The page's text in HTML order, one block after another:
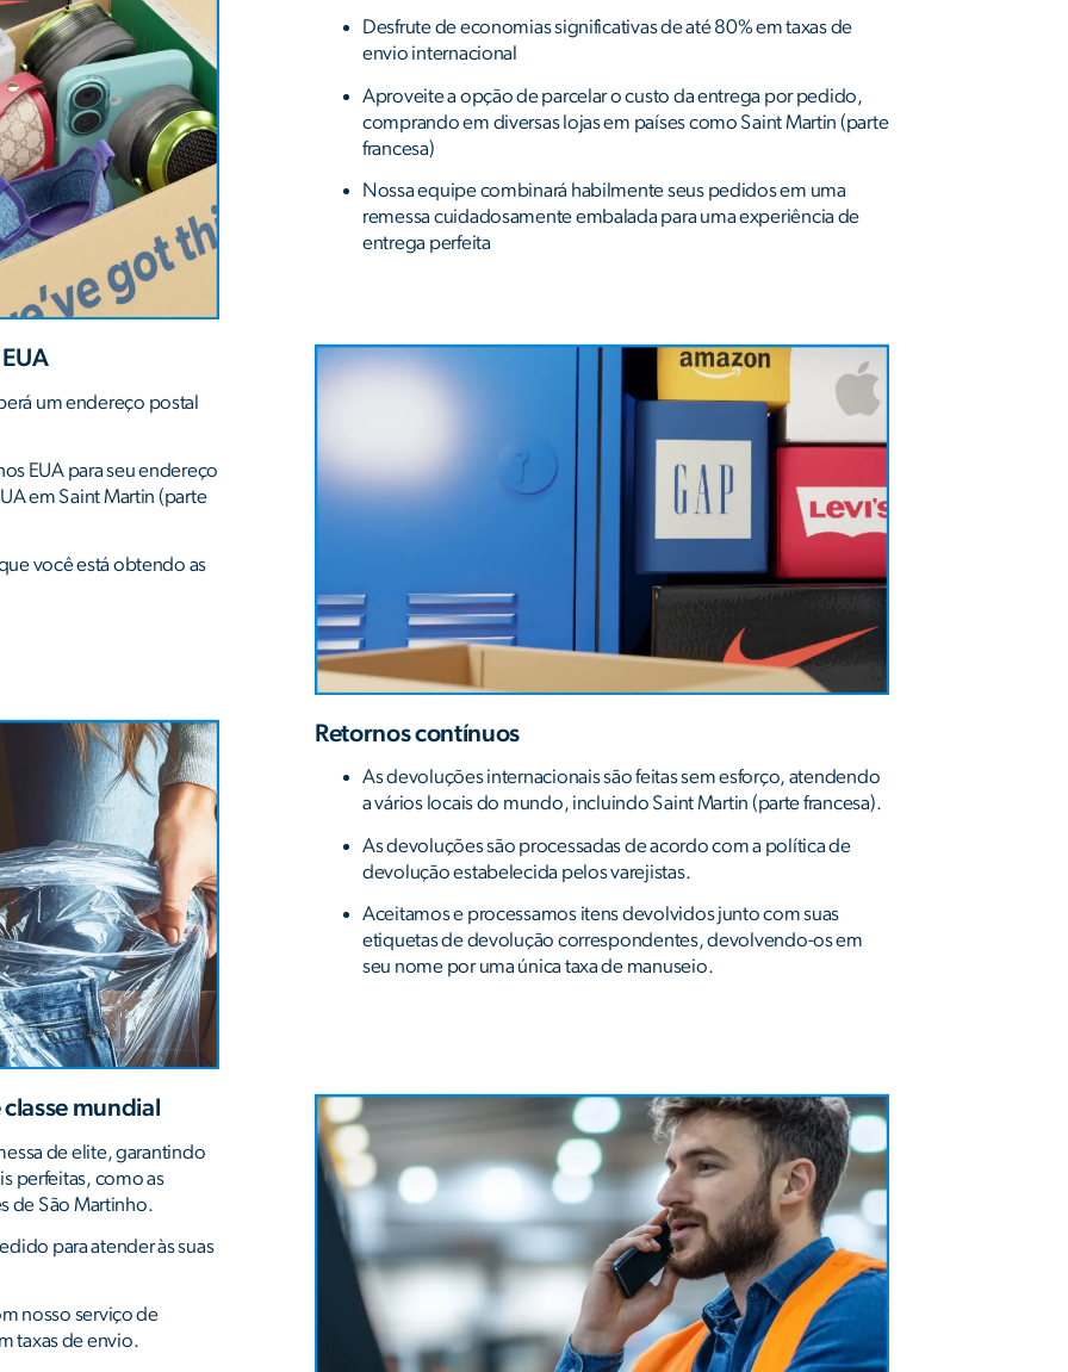
Desfrute de economias significativas de até 80% em taxas de
envio internacional
Aproveite a opção de parcelar o custo da entrega por pedido,
comprando em diversas lojas em países como Saint Martin (parte
francesa)
Nossa equipe combinará habilmente seus pedidos em uma
remessa cuidadosamente embalada para uma experiência de
entrega perfeita
um endereço postal
EUA para seu endereço
em Saint Martin (parte
você está obtendo as
Retornos contínuos
As devoluções internacionais são feitas sem esforço, atendendo
a vários locais do mundo, incluindo Saint Martin (parte francesa).
As devoluções são processadas de acordo com a política de
devolução estabelecida pelos varejistas.
Aceitamos e processamos itens devolvidos junto com suas
etiquetas de devolução correspondentes, devolvendo-os em
seu nome por uma única taxa de manuseio.
mundial
de elite, garantindo
perfeitas, como as
de São Martinho.
para atender às suas
nosso serviço de
taxas de envio.